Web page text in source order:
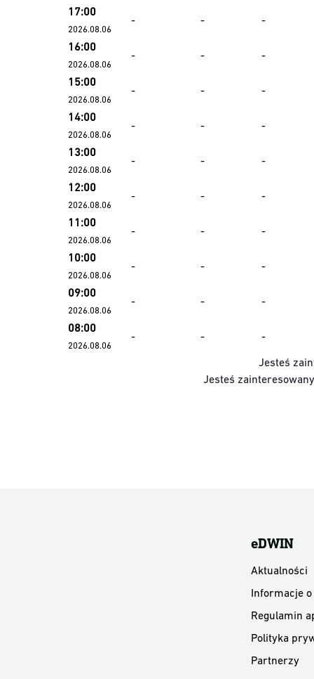
17:00
2026.08.06
- - -
16:00
2026.08.06
- - -
15:00
2026.08.06
- - -
14:00
2026.08.06
- - -
13:00
2026.08.06
- - -
12:00
2026.08.06
- - -
11:00
2026.08.06
- - -
10:00
2026.08.06
- - -
09:00
2026.08.06
- - -
08:00
2026.08.06
- - -
Jesteś
Jesteś
eDWIN
Aktualności
Informacje
Regulamin
Polityka
Partnerzy